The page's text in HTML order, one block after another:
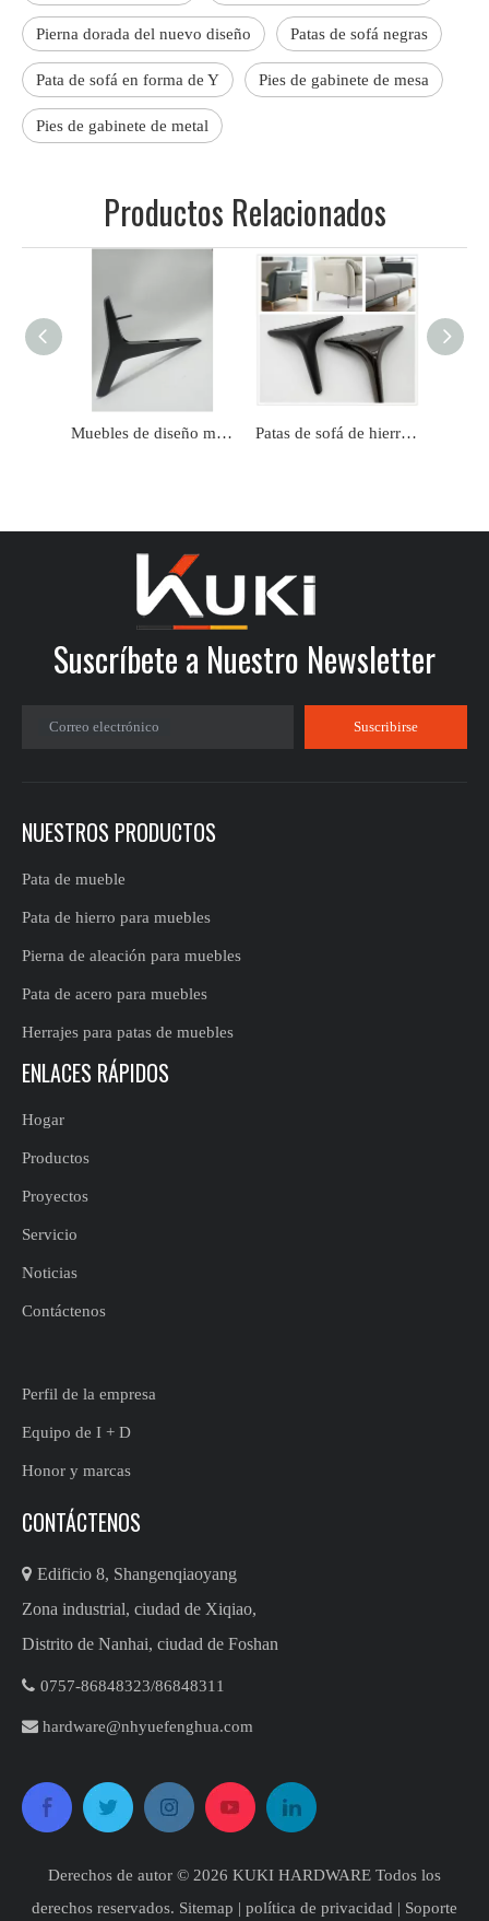
Pierna dorada del nuevo diseño Patas de sofá negras
Pata de sofá en forma de Y Pies de gabinete de mesa
Pies de gabinete de metal
Productos Relacionados
Muebles de diseño más nuevos personalizados, patas de sofá negras doradas Patas de sofá de hierro de lujo con forma cónica moderna de metal personalizado de fábrica
Suscríbete a Nuestro Newsletter
Correo electrónico Suscribirse
NUESTROS PRODUCTOS
Pata de mueble
Pata de hierro para muebles
Pierna de aleación para muebles
Pata de acero para muebles
Herrajes para patas de muebles
ENLACES RÁPIDOS
Hogar
Productos
Proyectos
Servicio
Noticias
Contáctenos
Perfil de la empresa
Equipo de I + D
Honor y marcas
CONTÁCTENOS
 Edificio 8, Shangenqiaoyang
Zona industrial, ciudad de Xiqiao,
Distrito de Nanhai, ciudad de Foshan
 0757-86848323/86848311​​​​​​
 hardware@nhyuefenghua.com
Derechos de autor © 2026 ​​​​​​​ KUKI HARDWARE Todos los
derechos reservados. Sitemap | política de privacidad | Soporte